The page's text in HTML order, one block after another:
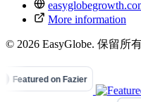
More information
© 2026 EasyGlobe. 保留所